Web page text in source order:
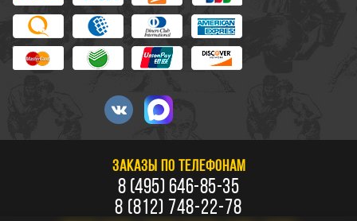
ЗАКАЗЫ ПО ТЕЛЕФОНАМ
8 (495) 646-85-35
8 (812) 748-22-78